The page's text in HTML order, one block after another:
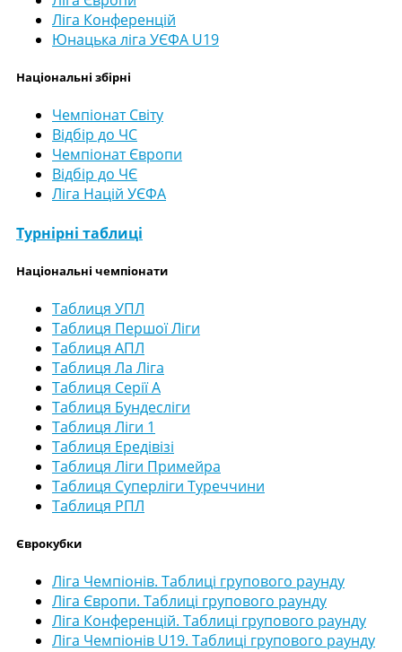
Ліга Конференцій
Юнацька ліга УЄФА U19
Національні збірні
Чемпіонат Світу
Відбір до ЧС
Чемпіонат Європи
Відбір до ЧЄ
Ліга Націй УЄФА
Турнірні таблиці
Національні чемпіонати
Таблиця УПЛ
Таблиця Першої Ліги
Таблиця АПЛ
Таблиця Ла Ліга
Таблиця Серії А
Таблиця Бундесліги
Таблиця Ліги 1
Таблиця Ередівізі
Таблиця Ліги Примейра
Таблиця Суперліги Туреччини
Таблиця РПЛ
Єврокубки
Ліга Чемпіонів. Таблиці групового раунду
Ліга Європи. Таблиці групового раунду
Ліга Конференцій. Таблиці групового раунду
Ліга Чемпіонів U19. Таблиці групового раунду